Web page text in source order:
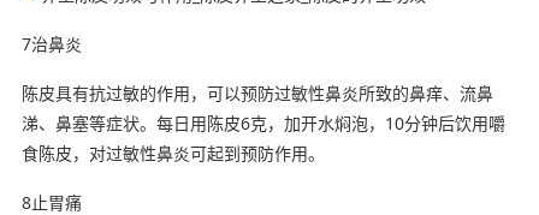
7治鼻炎
陈皮具有抗过敏的作用，可以预防过敏性鼻炎所致的鼻痒、流鼻
涕、鼻塞等症状。每日用陈皮6克，加开水焖泡，10分钟后饮用嚼
食陈皮，对过敏性鼻炎可起到预防作用。
8止胃痛